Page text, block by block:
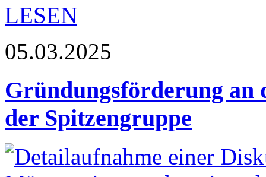
LESEN
05.03.2025
Gründungsförderung an
der Spitzengruppe